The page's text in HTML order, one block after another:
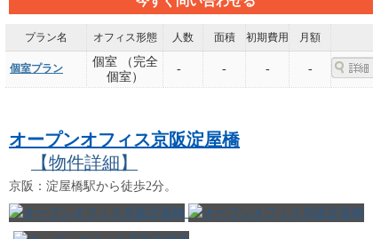
プラン名 オフィス形態 人数 面積 初期費用 月額
個室プラン
個室 （完全
個室）
- - - -
オープンオフィス京阪淀屋橋
【物件詳細】
京阪：淀屋橋駅から徒歩2分。